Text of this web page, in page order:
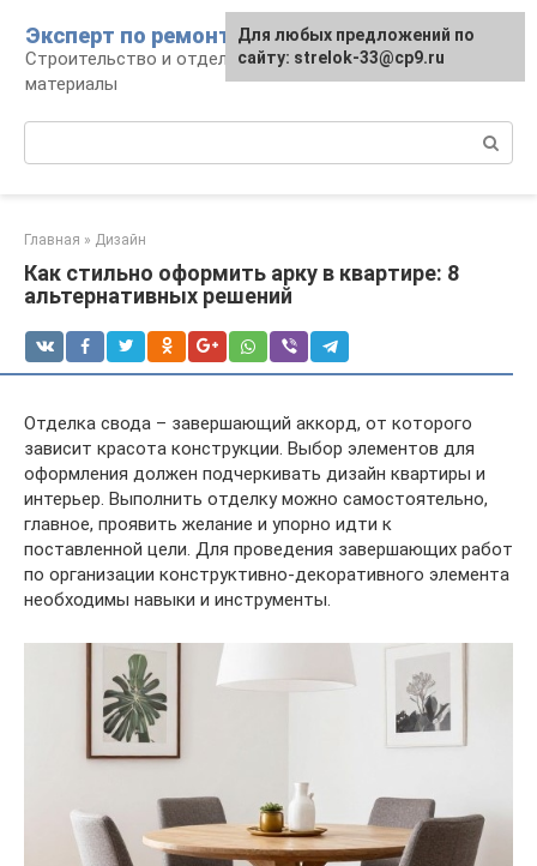
контенту
Эксперт по ремонту
Строительство и отделка: работы и
материалы
Главная » Дизайн
Как стильно оформить арку в квартире: 8
альтернативных решений
Отделка свода – завершающий аккорд, от которого
зависит красота конструкции. Выбор элементов для
оформления должен подчеркивать дизайн квартиры и
интерьер. Выполнить отделку можно самостоятельно,
главное, проявить желание и упорно идти к
поставленной цели. Для проведения завершающих работ
по организации конструктивно-декоративного элемента
необходимы навыки и инструменты.
Для любых предложений по
сайту: strelok-33@cp9.ru
Для любых предложений по
сайту: strelok-33@cp9.ru